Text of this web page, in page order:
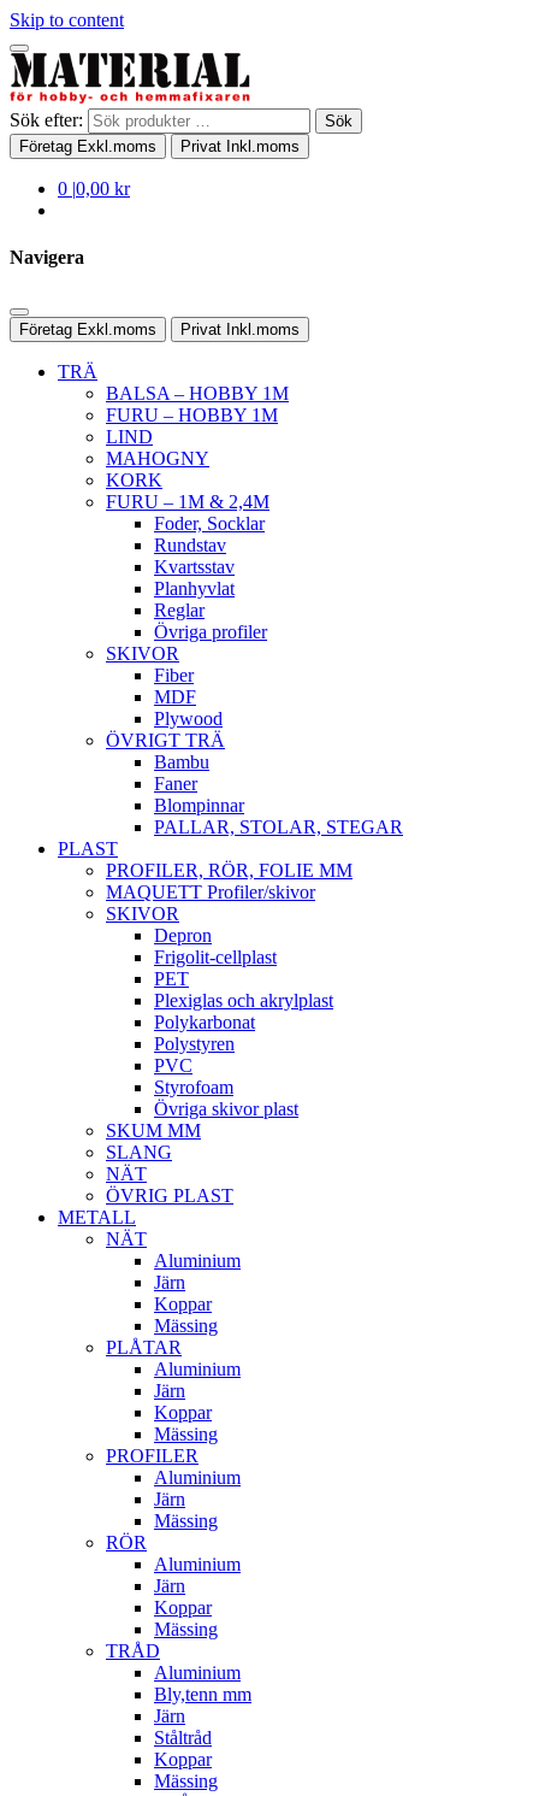
Skip to content
Sök efter:
Sök
Företag Exkl.moms Privat Inkl.moms
0 |0,00 kr
Navigera
Företag Exkl.moms Privat Inkl.moms
TRÄ
BALSA – HOBBY 1M
FURU – HOBBY 1M
LIND
MAHOGNY
KORK
FURU – 1M & 2,4M
Foder, Socklar
Rundstav
Kvartsstav
Planhyvlat
Reglar
Övriga profiler
SKIVOR
Fiber
MDF
Plywood
ÖVRIGT TRÄ
Bambu
Faner
Blompinnar
PALLAR, STOLAR, STEGAR
PLAST
PROFILER, RÖR, FOLIE MM
MAQUETT Profiler/skivor
SKIVOR
Depron
Frigolit-cellplast
PET
Plexiglas och akrylplast
Polykarbonat
Polystyren
PVC
Styrofoam
Övriga skivor plast
SKUM MM
SLANG
NÄT
ÖVRIG PLAST
METALL
NÄT
Aluminium
Järn
Koppar
Mässing
PLÅTAR
Aluminium
Järn
Koppar
Mässing
PROFILER
Aluminium
Järn
Mässing
RÖR
Aluminium
Järn
Koppar
Mässing
TRÅD
Aluminium
Bly,tenn mm
Järn
Ståltråd
Koppar
Mässing